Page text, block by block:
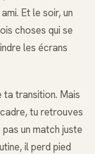
Et le soir, un
choses qui se
les écrans
transition. Mais
tu retrouves
pas un match juste
il perd pied